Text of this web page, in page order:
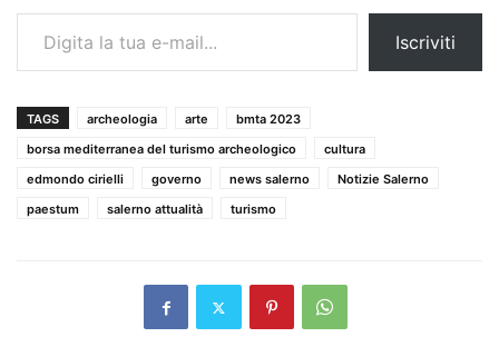
Digita la tua e-mail...
Iscriviti
TAGS archeologia arte
bmta 2023
borsa mediterranea del turismo archeologico
cultura
edmondo cirielli
governo news salerno
Notizie Salerno
paestum
salerno attualità turismo